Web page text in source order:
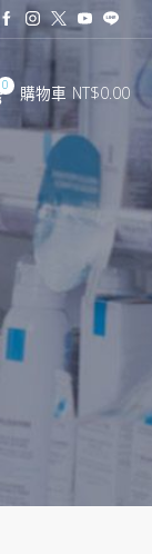
0 購物車 NT$0.00